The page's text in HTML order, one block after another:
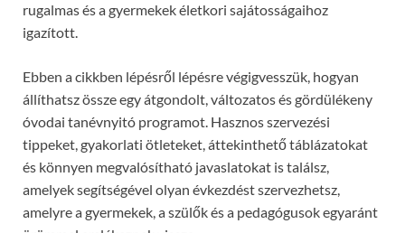
rugalmas és a gyermekek életkori sajátosságaihoz
igazított.
Ebben a cikkben lépésről lépésre végigvesszük, hogyan
állíthatsz össze egy átgondolt, változatos és gördülékeny
óvodai tanévnyitó programot. Hasznos szervezési
tippeket, gyakorlati ötleteket, áttekinthető táblázatokat
és könnyen megvalósítható javaslatokat is találsz,
amelyek segítségével olyan évkezdést szervezhetsz,
amelyre a gyermekek, a szülők és a pedagógusok egyaránt